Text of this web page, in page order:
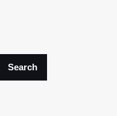
Search